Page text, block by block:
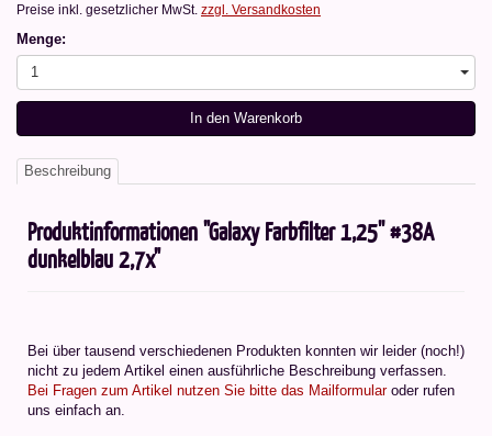
Preise inkl. gesetzlicher MwSt. zzgl. Versandkosten
Menge:
1
In den Warenkorb
Beschreibung
Produktinformationen "Galaxy Farbfilter 1,25'' #38A
dunkelblau 2,7x"
Bei über tausend verschiedenen Produkten konnten wir leider (noch!)
nicht zu jedem Artikel einen ausführliche Beschreibung verfassen.
Bei Fragen zum Artikel nutzen Sie bitte das Mailformularoder rufen
uns einfach an.